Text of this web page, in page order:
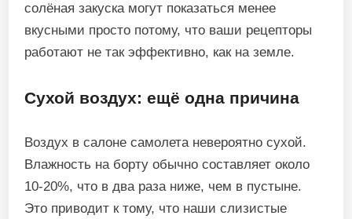
солёная закуска могут показаться менее
вкусными просто потому, что ваши рецепторы
работают не так эффективно, как на земле.
Сухой воздух: ещё одна причина
Воздух в салоне самолета невероятно сухой.
Влажность на борту обычно составляет около
10-20%, что в два раза ниже, чем в пустыне.
Это приводит к тому, что наши слизистые